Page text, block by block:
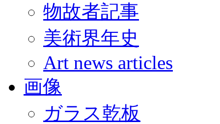
物故者記事
美術界年史
Art news articles
画像
ガラス乾板